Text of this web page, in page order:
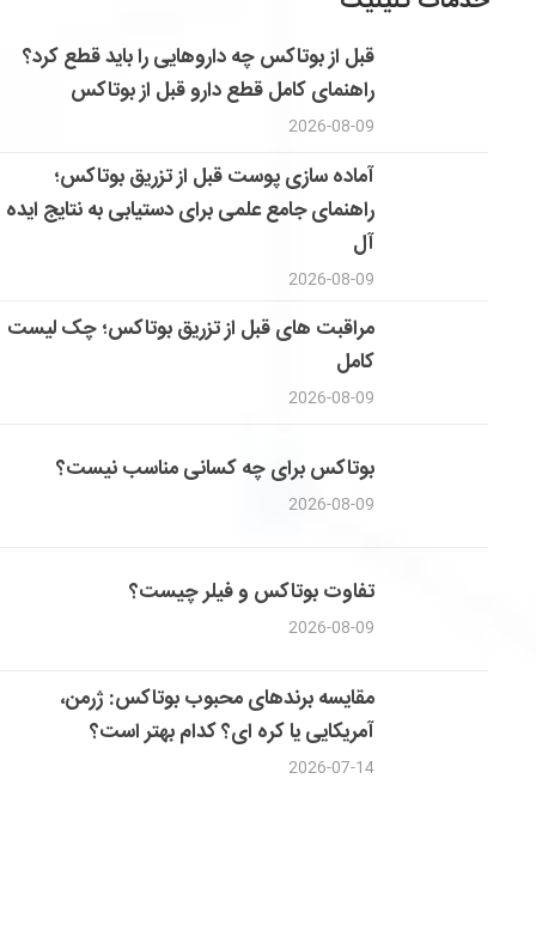
قبل از بوتاکس چه داروهایی را باید قطع کرد؟
راهنمای کامل قطع دارو قبل از بوتاکس
2026-08-09
آماده سازی پوست قبل از تزریق بوتاکس؛
راهنمای جامع علمی برای دستیابی به نتایج ایده
آل
2026-08-09
مراقبت های قبل از تزریق بوتاکس؛ چک لیست
کامل
2026-08-09
بوتاکس برای چه کسانی مناسب نیست؟
2026-08-09
تفاوت بوتاکس و فیلر چیست؟
2026-08-09
مقایسه برندهای محبوب بوتاکس: ژرمن،
آمریکایی یا کره ای؟ کدام بهتر است؟
2026-07-14